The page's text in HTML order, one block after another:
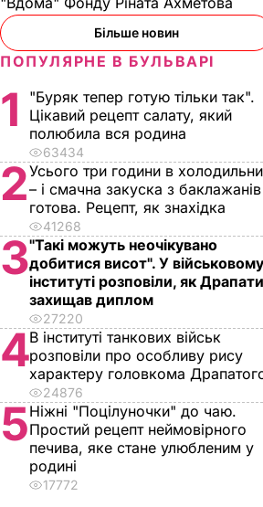
Більше новин
ПОПУЛЯРНЕ В БУЛЬВАРІ
1
"Буряк тепер готую тільки так".
Цікавий рецепт салату, який
полюбила вся родина
63434
2Усього три години в
– і смачна закуска з баклажанів
готова. Рецепт, як знахідка
41268
3"Такі можуть неочікувано
добитися висот". У військовому
інституті розповіли, як
захищав диплом
27220
4В інституті танкових військ
розповіли про особливу рису
характеру головкома
24876
5Ніжні "Поцілуночки" до чаю.
Простий рецепт неймовірного
печива, яке стане улюбленим у
родині
17772